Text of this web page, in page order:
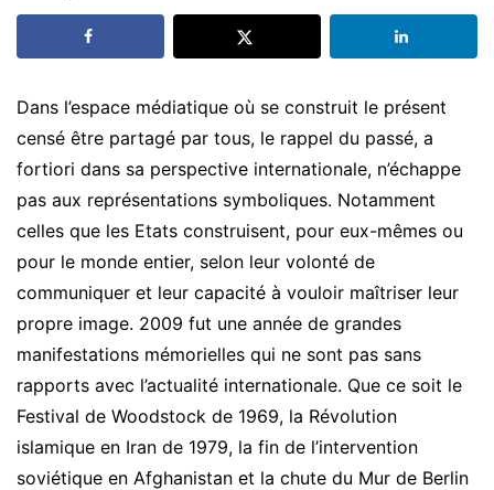
Dans l’espace médiatique où se construit le présent
censé être partagé par tous, le rappel du passé, a
fortiori dans sa perspective internationale, n’échappe
pas aux représentations symboliques. Notamment
celles que les Etats construisent, pour eux-mêmes ou
pour le monde entier, selon leur volonté de
communiquer et leur capacité à vouloir maîtriser leur
propre image. 2009 fut une année de grandes
manifestations mémorielles qui ne sont pas sans
rapports avec l’actualité internationale. Que ce soit le
Festival de Woodstock de 1969, la Révolution
islamique en Iran de 1979, la fin de l’intervention
soviétique en Afghanistan et la chute du Mur de Berlin